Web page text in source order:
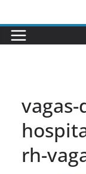
para
o
rh-